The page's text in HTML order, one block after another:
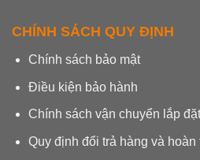
CHÍNH SÁCH QUY ĐỊNH
Chính sách bảo mật
Điều kiện bảo hành
Chính sách vận chuyển lắp đặt
Quy định đổi trả hàng và hoàn